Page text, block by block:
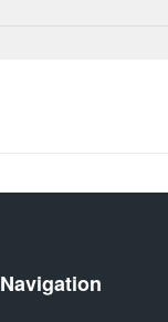
Navigation